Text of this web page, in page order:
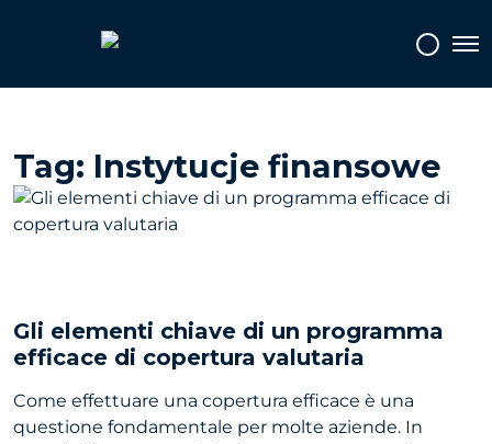
Tags
Tag: Instytucje finansowe
Gli elementi chiave di un programma
efficace di copertura valutaria
Come effettuare una copertura efficace è una
questione fondamentale per molte aziende. In